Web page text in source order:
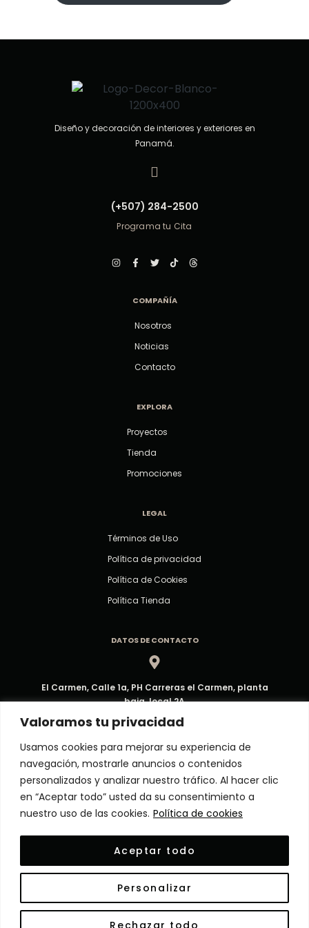
Valoramos tu privacidad
Usamos cookies para mejorar su experiencia de
navegación, mostrarle anuncios o contenidos
personalizados y analizar nuestro tráfico. Al hacer clic
en “Aceptar todo” usted da su consentimiento a
nuestro uso de las cookies. Política de cookies
Personalizar
Rechazar todo
Aceptar todo
n
5
Diseño y decoración de interiores y exteriores en
Panamá.
(+507) 284-2500
Programa tu Cita
COMPAÑÍA
Nosotros
Noticias
Contacto
EXPLORA
Proyectos
Tienda
Promociones
LEGAL
Términos de Uso
Política de privacidad
Política de Cookies
Política Tienda
DATOS DE CONTACTO
El Carmen, Calle 1a, PH Carreras el Carmen, planta
baja, local 2A
Dirección
ventas@decorpma.com
Correo electrónico
Atención al Cliente
© Copyright 2024 Decor Panamá. Todos los derechos